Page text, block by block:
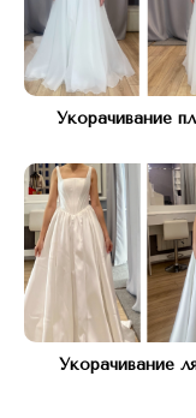
Укорачивание
Укорачивание
(рядом с
С 10 ДО 21,
Часы
+7(977)